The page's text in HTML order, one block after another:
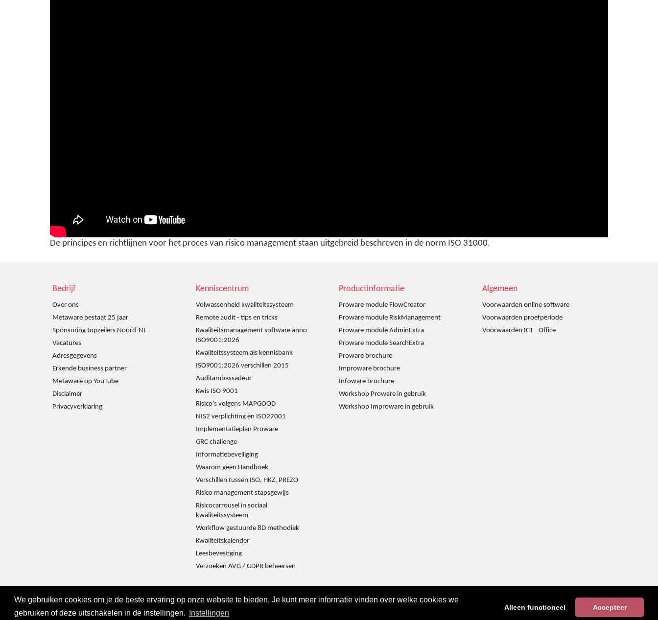
We gebruiken cookies om je de beste ervaring op onze website te bieden. Je kunt meer informatie vinden over welke cookies we
gebruiken of deze uitschakelen in de instellingen.
Instellingen
Alleen functioneel Accepteer
De principes en richtlijnen voor het proces van risico management staan uitgebreid beschreven in de norm ISO 31000.
Bedrijf
Over ons
Metaware bestaat 25 jaar
Sponsoring topzeilers Noord-NL
Vacatures
Adresgegevens
Erkende business partner
Metaware op YouTube
Disclaimer
Privacyverklaring
Kenniscentrum
Volwassenheid kwaliteitssysteem
Remote audit - tips en tricks
Kwaliteitsmanagement software anno
ISO9001:2026
Kwaliteitssysteem als kennisbank
ISO9001:2026 verschillen 2015
Auditambassadeur
Kwis ISO 9001
Risico’s volgens MAPGOOD
NIS2 verplichting en ISO27001
Implementatieplan Proware
GRC challenge
Informatiebeveiliging
Waarom geen Handboek
Verschillen tussen ISO, HKZ, PREZO
Risico management stapsgewijs
Risicocarrousel in sociaal
kwaliteitssysteem
Workflow gestuurde 8D methodiek
Kwaliteitskalender
Leesbevestiging
Verzoeken AVG / GDPR beheersen
Productinformatie
Proware module FlowCreator
Proware module RiskManagement
Proware module AdminExtra
Proware module SearchExtra
Proware brochure
Improware brochure
Infoware brochure
Workshop Proware in gebruik
Workshop Improware in gebruik
Algemeen
Voorwaarden online software
Voorwaarden proefperiode
Voorwaarden ICT - Office
© 2016 - 2024 Metaware B.V., Mediacentrale Helperpark 288G, 9723ZA Groningen KvK Groningen nr: 02057975